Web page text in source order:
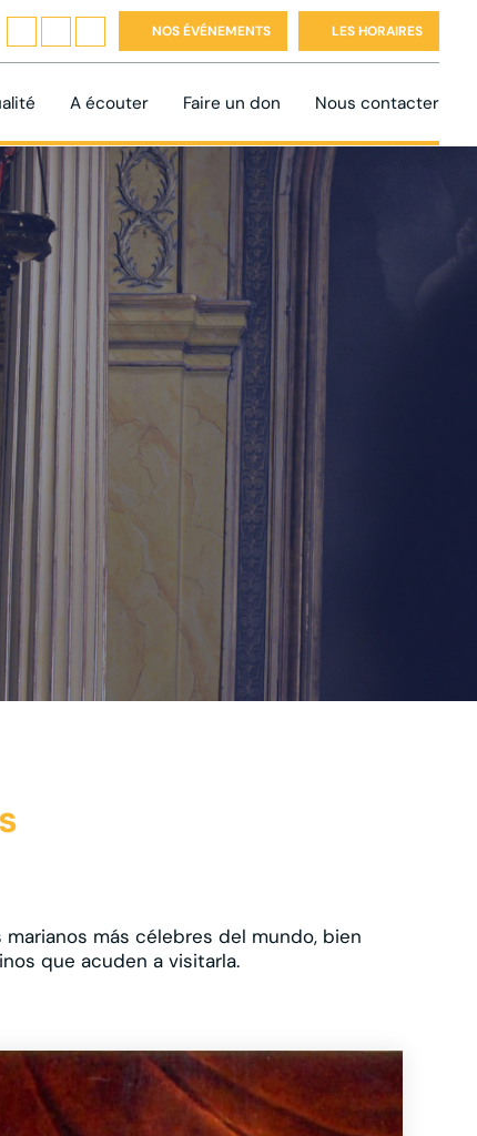
NOS ÉVÉNEMENTS LES HORAIRES
A écouter Faire un don Nous contacter
más célebres del mundo, bien
que acuden a visitarla.